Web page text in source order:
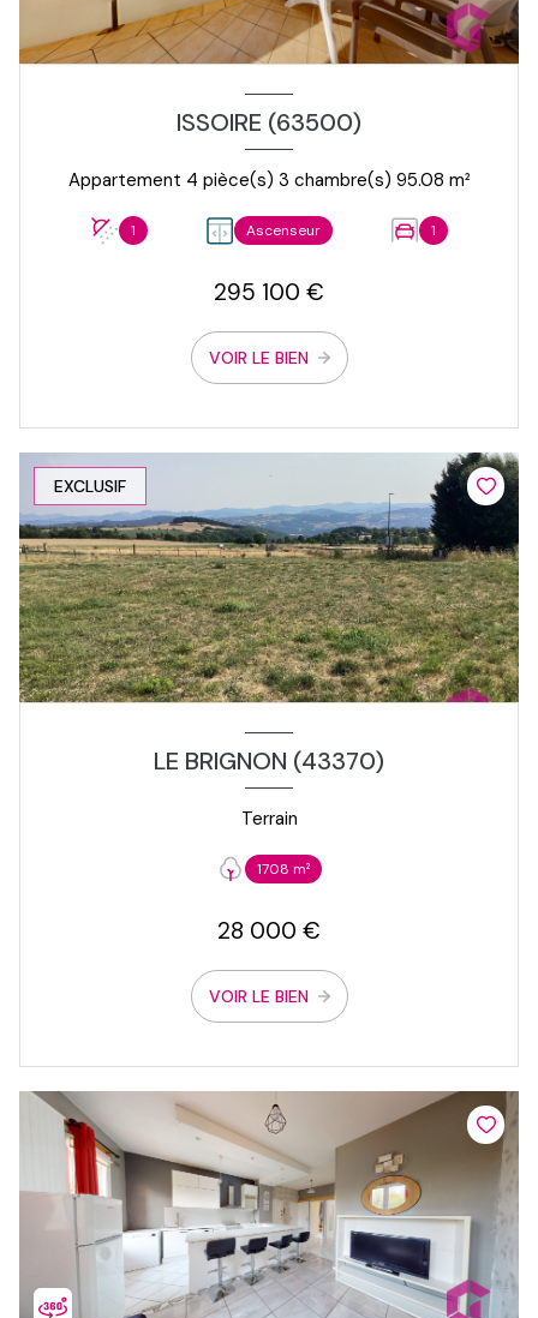
ISSOIRE (63500)
Appartement 4 pièce(s) 3 chambre(s) 95.08 m²
1 Ascenseur 1
295 100 €
VOIR LE BIEN
EXCLUSIF
LE BRIGNON (43370)
Terrain
1708 m²
28 000 €
VOIR LE BIEN